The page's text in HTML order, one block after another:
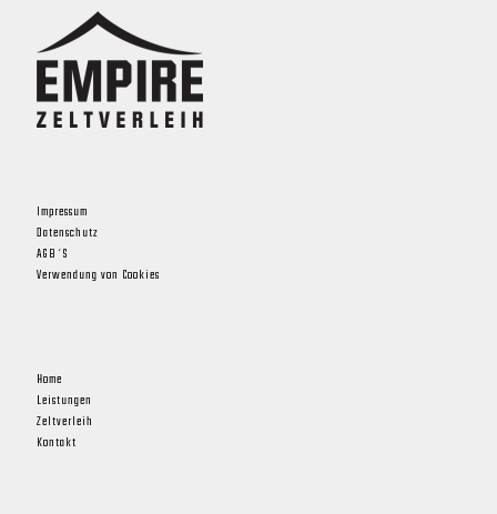
Impressum
Datenschutz
AGB´S
Verwendung von Cookies
Home
Leistungen
Zeltverleih
Kontakt